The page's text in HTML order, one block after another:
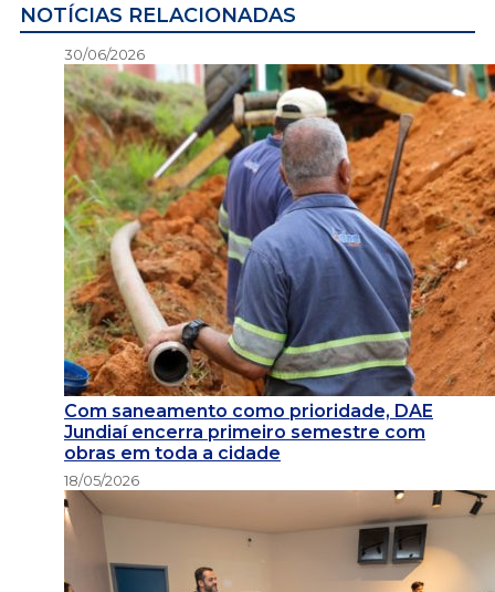
NOTÍCIAS RELACIONADAS
30/06/2026
Com saneamento como prioridade, DAE
Jundiaí encerra primeiro semestre com
obras em toda a cidade
18/05/2026